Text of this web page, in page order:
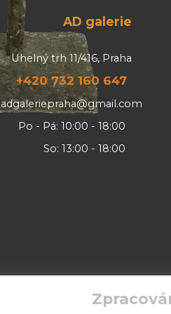
galerie
Uhelný trh 11/416, Praha
+420 732 160 647
adgaleriepraha@gmail.com
Po - Pá: 10:00 - 18:00
So: 13:00 - 18:00